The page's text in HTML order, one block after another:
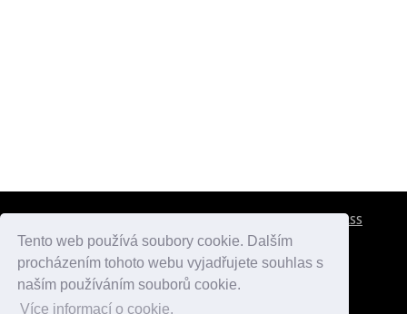
Tento web používá soubory cookie. Dalším
procházením tohoto webu vyjadřujete souhlas s
naším používáním souborů cookie.
Více informací o cookie.
RSS
atlaspamatek.info